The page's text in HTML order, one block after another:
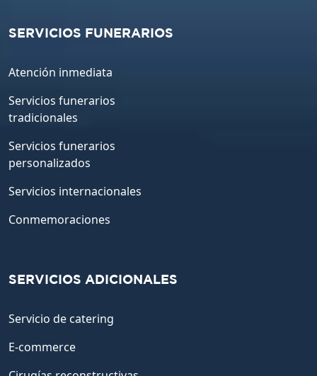
SERVICIOS FUNERARIOS
Atención inmediata
Servicios funerarios
tradicionales
Servicios funerarios
personalizados
Servicios internacionales
Conmemoraciones
SERVICIOS ADICIONALES
Servicio de catering
E-commerce